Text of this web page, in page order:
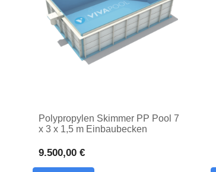
Polypropylen Skimmer PP Pool 7
x 3 x 1,5 m Einbaubecken
Schwimmbecken
9.500,00 €